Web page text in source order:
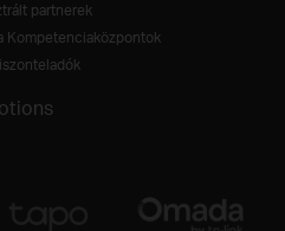
partnerek
Kompetenciaközpontok